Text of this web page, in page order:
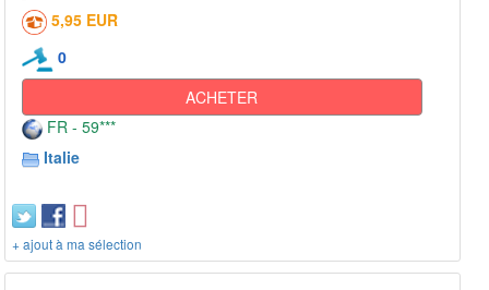
5,95 EUR
0
ACHETER
FR - 59***
Italie
+ ajout à ma sélection